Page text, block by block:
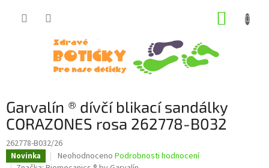
Garvalín ® dívčí blikací sandálky
CORAZONES rosa 262778-B032
262778-B032/26
Novinka
Průměrné
Neohodnoceno Podrobnosti hodnocení